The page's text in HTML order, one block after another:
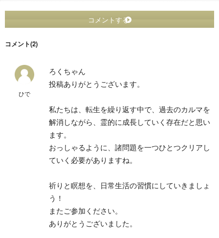
コメントする
コメント(2)
ひで
ろくちゃん
投稿ありがとうございます。
私たちは、転生を繰り返す中で、過去のカルマを
解消しながら、霊的に成長していく存在だと思い
ます。
おっしゃるように、諸問題を一つひとつクリアし
ていく必要がありますね。
祈りと瞑想を、日常生活の習慣にしていきましょ
う！
またご参加ください。
ありがとうございました。